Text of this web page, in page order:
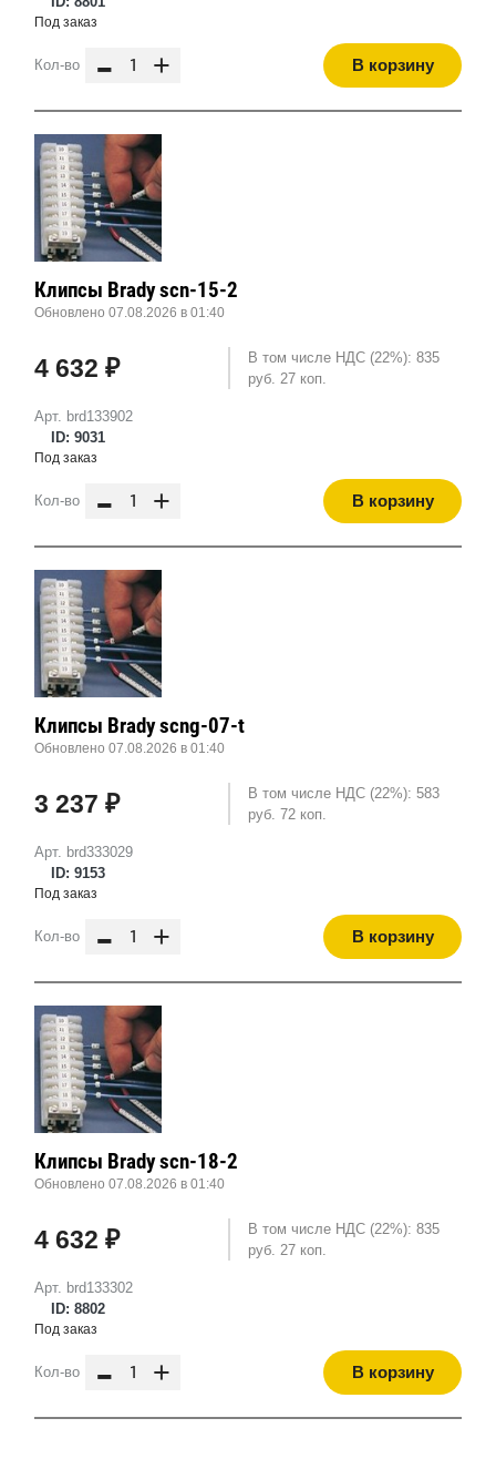
Под заказ
Кол-во - + В корзину
Арт. brd133902
ID: 9031
Клипсы Brady scn-15-2
Обновлено 07.08.2026 в 01:40
4 632 ₽
В том числе НДС (22%): 835
руб. 27 коп.
Под заказ
Кол-во - + В корзину
Арт. brd333029
ID: 9153
Клипсы Brady scng-07-t
Обновлено 07.08.2026 в 01:40
3 237 ₽
В том числе НДС (22%): 583
руб. 72 коп.
Под заказ
Кол-во - + В корзину
Арт. brd133302
ID: 8802
Клипсы Brady scn-18-2
Обновлено 07.08.2026 в 01:40
4 632 ₽
В том числе НДС (22%): 835
руб. 27 коп.
Под заказ
Кол-во - + В корзину